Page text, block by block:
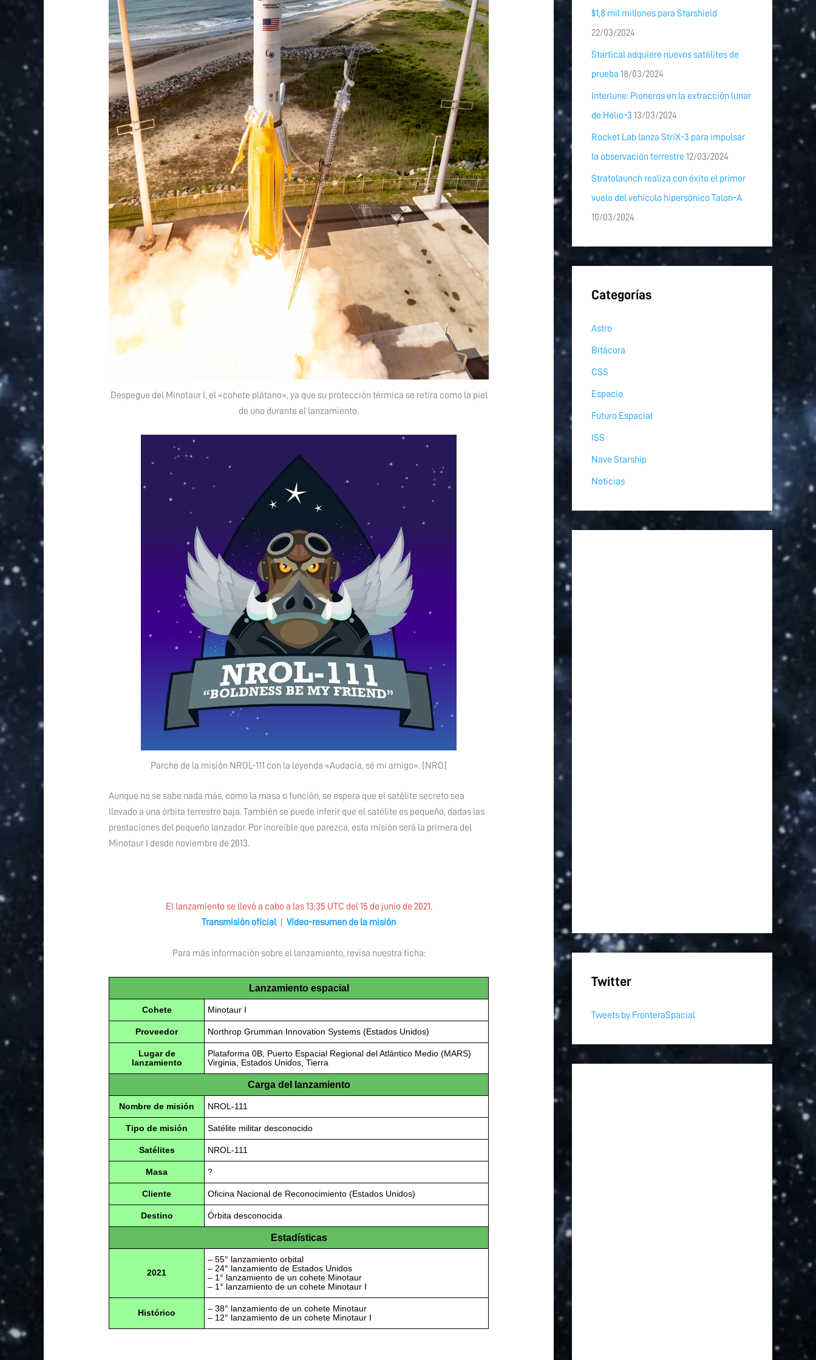
Despegue del Minotaur I, el «cohete plátano», ya que su protección térmica se retira como la piel
de uno durante el lanzamiento.
Parche de la misión NROL-111 con la leyenda «Audacia, sé mi amigo». [NRO]
Aunque no se sabe nada más, como la masa o función, se espera que el satélite secreto sea
llevado a una órbita terrestre baja. También se puede inferir que el satélite es pequeño, dadas las
prestaciones del pequeño lanzador. Por increíble que parezca, esta misión será la primera del
Minotaur I desde noviembre de 2013.
El lanzamiento se llevó a cabo a las 13:35 UTC del 15 de junio de 2021.
Transmisión oficial| Vídeo-resumen de la misión
Para más información sobre el lanzamiento, revisa nuestra ficha:
Lanzamiento espacial
Cohete Minotaur I
Proveedor Northrop Grumman Innovation Systems (Estados Unidos)
Lugar de
lanzamiento
Plataforma 0B, Puerto Espacial Regional del Atlántico Medio (MARS)
Virginia, Estados Unidos, Tierra
Carga del lanzamiento
Nombre de misión NROL-111
Tipo de misión Satélite militar desconocido
Satélites NROL-111
Masa ?
Cliente Oficina Nacional de Reconocimiento (Estados Unidos)
Destino Órbita desconocida
Estadísticas
2021
– 55° lanzamiento orbital
– 24° lanzamiento de Estados Unidos
– 1° lanzamiento de un cohete Minotaur
– 1° lanzamiento de un cohete Minotaur I
Histórico
– 38° lanzamiento de un cohete Minotaur
– 12° lanzamiento de un cohete Minotaur I
$1,8 mil millones para Starshield
22/03/2024
Startical adquiere nuevos satélites de
prueba 18/03/2024
Interlune: Pioneros en la extracción lunar
de Helio-3 13/03/2024
Rocket Lab lanza StriX-3 para impulsar
la observación terrestre 12/03/2024
Stratolaunch realiza con éxito el primer
vuelo del vehículo hipersónico Talon-A
10/03/2024
Categorías
Astro
Bitácora
CSS
Espacio
Futuro Espacial
ISS
Nave Starship
Noticias
Twitter
Tweets by FronteraSpacial